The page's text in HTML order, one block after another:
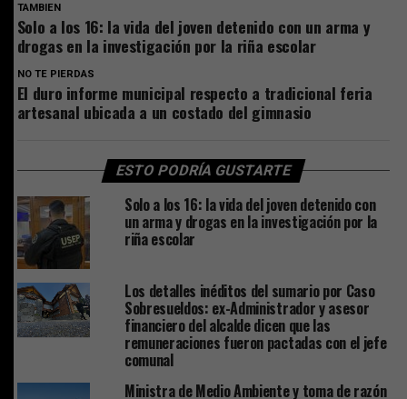
TAMBIEN
Solo a los 16: la vida del joven detenido con un arma y
drogas en la investigación por la riña escolar
NO TE PIERDAS
El duro informe municipal respecto a tradicional feria
artesanal ubicada a un costado del gimnasio
ESTO PODRÍA GUSTARTE
Solo a los 16: la vida del joven detenido con
un arma y drogas en la investigación por la
riña escolar
Los detalles inéditos del sumario por Caso
Sobresueldos: ex-Administrador y asesor
financiero del alcalde dicen que las
remuneraciones fueron pactadas con el jefe
comunal
Ministra de Medio Ambiente y toma de razón